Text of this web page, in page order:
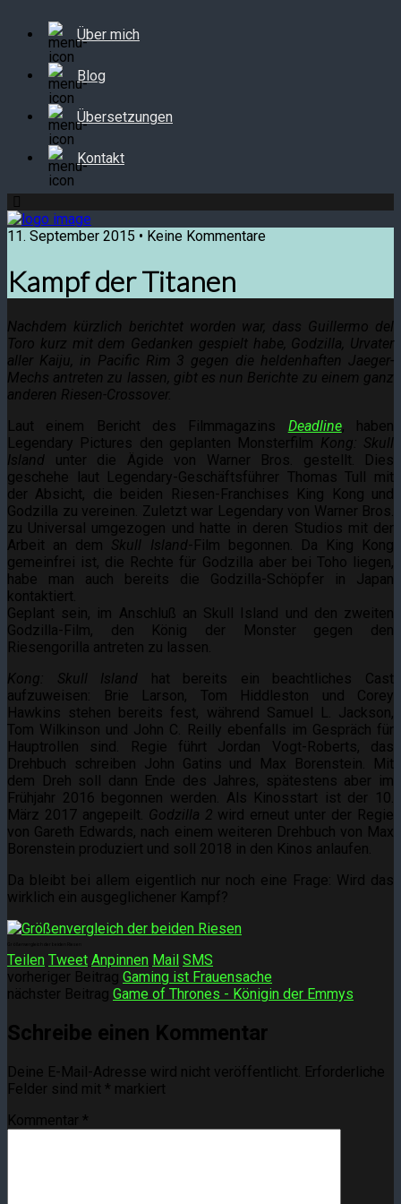
Über mich
Blog
Übersetzungen
Kontakt
11. September 2015 • Keine Kommentare
Kampf der Titanen
Nachdem kürzlich berichtet worden war, dass Guillermo del
Toro kurz mit dem Gedanken gespielt habe, Godzilla , Urvater
aller Kaiju, in Pacific Rim 3 gegen die heldenhaften Jaeger-
Mechs antreten zu lassen, gibt es nun Berichte zu einem ganz
anderen Riesen-Crossover.
Laut einem Bericht des Filmmagazins Deadline, haben
Legendary Pictures den geplanten Monsterfilm Kong: Skull
Island unter die Ägide von Warner Bros. gestellt. Dies
geschehe laut Legendary-Geschäftsführer Thomas Tull mit
der Absicht, die beiden Riesen-Franchises King Kong und
Godzilla zu vereinen. Zuletzt war Legendary von Warner Bros.
zu Universal umgezogen und hatte in deren Studios mit der
Arbeit an dem Skull Island-Film begonnen. Da King Kong
gemeinfrei ist, die Rechte für Godzilla aber bei Toho liegen,
habe man auch bereits die Godzilla-Schöpfer in Japan
kontaktiert.
Geplant sein, im Anschluß an Skull Island und den zweiten
Godzilla-Film, den König der Monster gegen den
Riesengorilla antreten zu lassen.
Kong: Skull Island hat bereits ein beachtliches Cast
aufzuweisen: Brie Larson, Tom Hiddleston und Corey
Hawkins stehen bereits fest, während Samuel L. Jackson,
Tom Wilkinson und John C. Reilly ebenfalls im Gespräch für
Hauptrollen sind. Regie führt Jordan Vogt-Roberts, das
Drehbuch schreiben John Gatins und Max Borenstein. Mit
dem Dreh soll dann Ende des Jahres, spätestens aber im
Frühjahr 2016 begonnen werden. Als Kinosstart ist der 10.
März 2017 angepeilt. Godzilla 2 wird erneut unter der Regie
von Gareth Edwards, nach einem weiteren Drehbuch von Max
Borenstein produziert und soll 2018 in den Kinos anlaufen.
Da bleibt bei allem eigentlich nur noch eine Frage: Wird das
wirklich ein ausgeglichener Kampf?
Teilen Tweet Anpinnen Mail SMS
vorheriger Beitrag Gaming ist Frauensache
nächster Beitrag Game of Thrones - Königin der Emmys
Schreibe einen Kommentar
Deine E-Mail-Adresse wird nicht veröffentlicht. Erforderliche
Felder sind mit * markiert
Kommentar *